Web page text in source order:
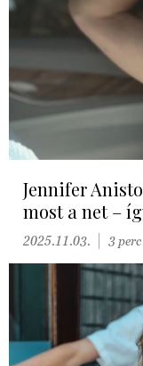
Jennifer
most a net –
2025.11.03. 3